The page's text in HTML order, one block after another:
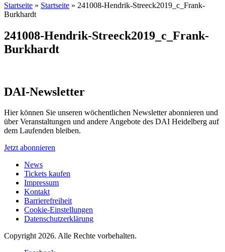
Startseite » Startseite » 241008-Hendrik-Streeck2019_c_Frank-
Burkhardt
241008-Hendrik-Streeck2019_c_Frank-
Burkhardt
DAI-Newsletter
Hier können Sie unseren wöchentlichen Newsletter abonnieren und
über Veranstaltungen und andere Angebote des DAI Heidelberg auf
dem Laufenden bleiben.
Jetzt abonnieren
News
Tickets kaufen
Impressum
Kontakt
Barrierefreiheit
Cookie-Einstellungen
Datenschutzerklärung
Copyright 2026. Alle Rechte vorbehalten.